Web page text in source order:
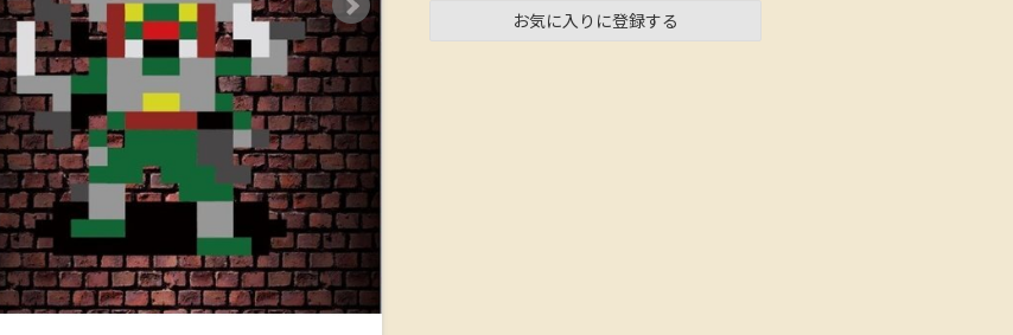
お気に入りに登録する